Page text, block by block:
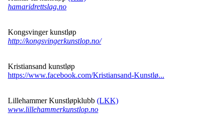
hamaridrettslag.no
Kongsvinger kunstløp
http://kongsvingerkunstlop.no/
Kristiansand kunstløp
https://www.facebook.com/Kristiansand-Kunstlø...
Lillehammer Kunstløpklubb (LKK)
www.lillehammerkunstlop.no